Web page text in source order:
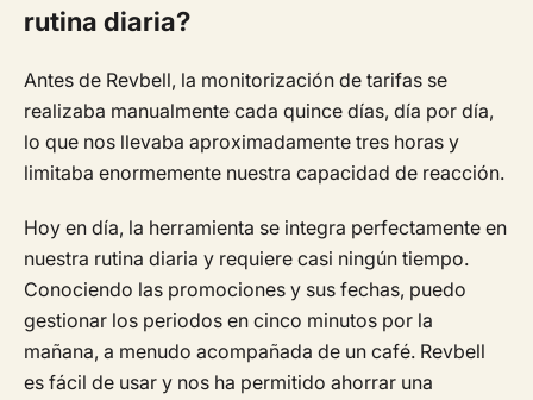
rutina diaria?
Antes de Revbell, la monitorización de tarifas se
realizaba manualmente cada quince días, día por día,
lo que nos llevaba aproximadamente tres horas y
limitaba enormemente nuestra capacidad de reacción.
Hoy en día, la herramienta se integra perfectamente en
nuestra rutina diaria y requiere casi ningún tiempo.
Conociendo las promociones y sus fechas, puedo
gestionar los periodos en cinco minutos por la
mañana, a menudo acompañada de un café. Revbell
es fácil de usar y nos ha permitido ahorrar una